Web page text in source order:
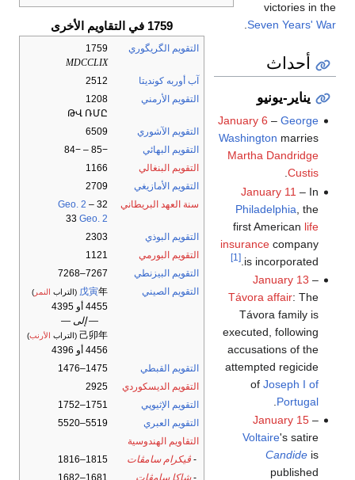
1759 في التقاويم الأخرى
التقويم الگريگوري
1759
MDCCLIX
آب أوربه كونديتا
2512
التقويم الأرمني
1208
ԹՎ ՌՄԸ
التقويم الآشوري
6509
التقويم البهائي
−85 – −84
التقويم البنغالي
1166
التقويم الأمازيغي
2709
سنة العهد البريطاني
32
Geo. 2 –
33 Geo. 2
التقويم البوذي
2303
التقويم البورمي
1121
التقويم البيزنطي
7267–7268
التقويم الصيني
戊寅年 (التراب النمر )
4455 أو 4395
— إلى —
己卯年 (التراب الأرنب)
4456 أو 4396
التقويم القبطي
1475–1476
التقويم الديسكوردي
2925
التقويم الإثيوپي
1751–1752
التقويم العبري
5519–5520
التقاويم الهندوسية
- ڤيكرام سامڤات
1815–1816
victories in the
Seven Years' War
أحداث
يناير-يونيو
January 6 – George
Washington marries
Martha Dandridge
Custis
January 11 – In
Philadelphia , the
first American life
insurancecompany
is incorporated.
[1]
January 13 –
Távora affair: The
Távora family is
executed, following
accusations of the
attempted regicide
of Joseph I of
Portugal
January 15–
Voltaire's satire
Candideis
published